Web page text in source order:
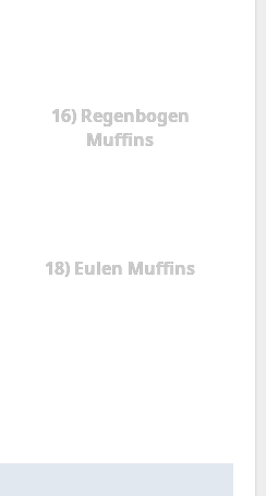
16) Regenbogen
Muffins
18) Eulen Muffins